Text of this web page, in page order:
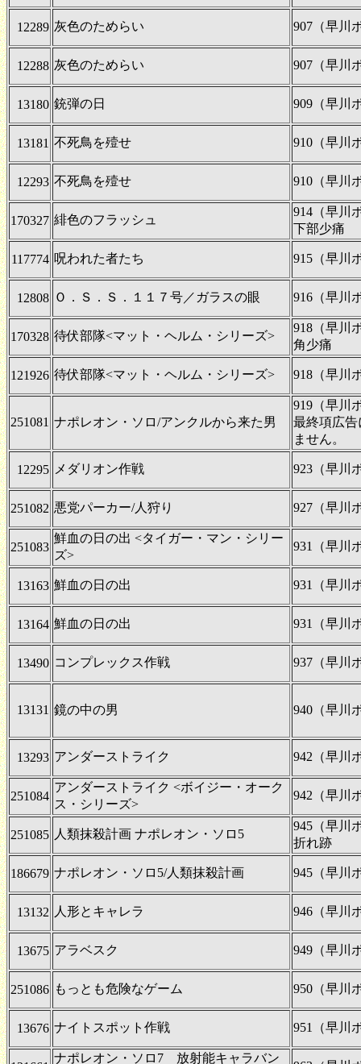
12289 灰色のためらい 907（早川
12288 灰色のためらい 907（早川
13180 銃弾の日 909（早川
13181 不死鳥を殪せ 910（早川
12293 不死鳥を殪せ 910（早川
170327 緋色のフラッシュ
914（早川
下部少痛
117774 呪われた者たち 915（早川
12808 Ｏ．Ｓ．Ｓ．１１７号／ガラスの眼 916（早川
170328 待伏部隊<マット・ヘルム・シリーズ>
918（早川
角少痛
121926 待伏部隊<マット・ヘルム・シリーズ> 918（早川
251081 ナポレオン・ソロ/アンクルから来た男
919（早川
最終項広
ません。
12295 メダリオン作戦 923（早川
251082 悪党パーカー/人狩り 927（早川
251083
鮮血の日の出 <タイガー・マン・シリー
ズ>
931（早川
13163 鮮血の日の出 931（早川
13164 鮮血の日の出 931（早川
13490 コンプレックス作戦 937（早川
13131 鏡の中の男 940（早川
13293 アンダーストライク 942（早川
251084
アンダーストライク <ボイジー・オーク
ス・シリーズ>
942（早川
251085 人類抹殺計画 ナポレオン・ソロ5
945（早川
折れ跡
186679 ナポレオン・ソロ5/人類抹殺計画 945（早川
13132 人形とキャレラ 946（早川
13675 アラベスク 949（早川
251086 もっとも危険なゲーム 950（早川
13676 ナイトスポット作戦 951（早川
ナポレオン・ソロ7 放射能キャラバン